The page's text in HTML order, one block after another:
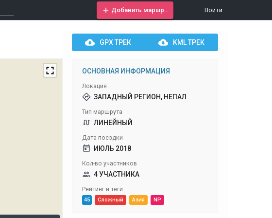
Войти
GPXТРЕК KMLТРЕК
ОСНОВНАЯ ИНФОРМАЦИЯ
Локация
ЗАПАДНЫЙ РЕГИОН, НЕПАЛ
Тип маршрута
ЛИНЕЙНЫЙ
Дата поездки
ИЮЛЬ 2018
Кол-во участников
4 УЧАСТНИКА
Рейтинг и теги
45 Сложный Азия NP